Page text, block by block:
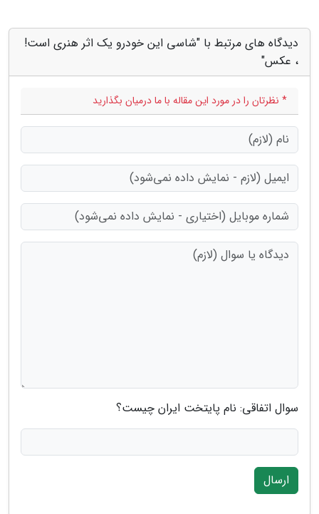
دیدگاه های مرتبط با "شاسی این خودرو یک اثر هنری است!
، عکس"
* نظرتان را در مورد این مقاله با ما درمیان بگذارید
سوال اتفاقی: نام پایتخت ایران چیست؟
ارسال